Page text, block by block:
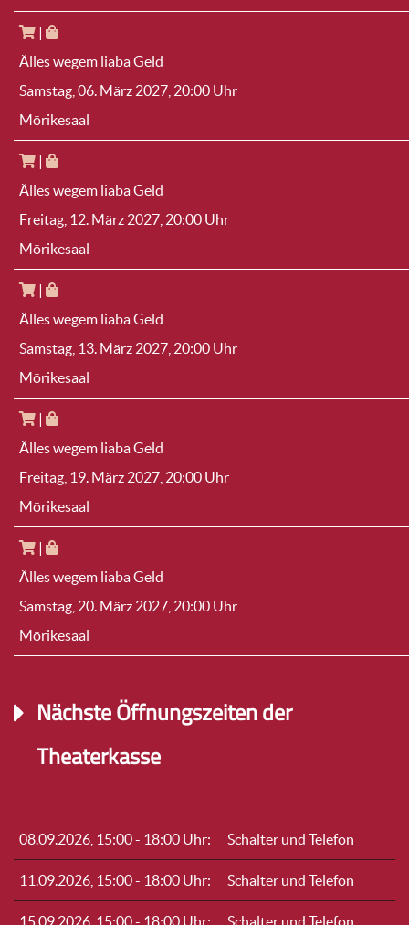
|
Älles wegem liaba Geld
Samstag, 06. März 2027 , 20:00 Uhr
Mörikesaal
|
Älles wegem liaba Geld
Freitag, 12. März 2027 , 20:00 Uhr
Mörikesaal
|
Älles wegem liaba Geld
Samstag, 13. März 2027 , 20:00 Uhr
Mörikesaal
|
Älles wegem liaba Geld
Freitag, 19. März 2027 , 20:00 Uhr
Mörikesaal
|
Älles wegem liaba Geld
Samstag, 20. März 2027 , 20:00 Uhr
Mörikesaal
Nächste Öffnungszeiten der
Theaterkasse
08.09.2026, 15:00- 18:00 Uhr:Schalter und Telefon
11.09.2026, 15:00- 18:00 Uhr:Schalter und Telefon
15.09.2026, 15:00- 18:00 Uhr: Schalter und Telefon